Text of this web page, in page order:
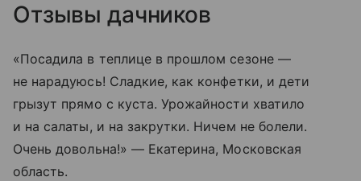
Отзывы дачников
«Посадила в теплице в прошлом сезоне —
не нарадуюсь! Сладкие, как конфетки, и дети
грызут прямо с куста. Урожайности хватило
и на салаты, и на закрутки. Ничем не болели.
Очень довольна!» — Екатерина, Московская
область.